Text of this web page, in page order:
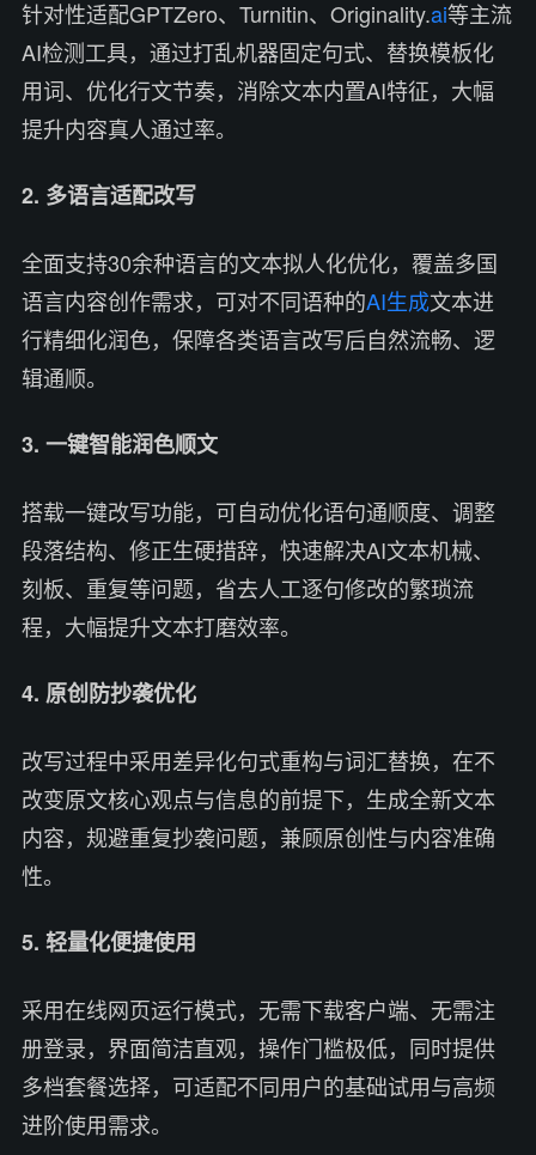
针对性适配GPTZero、Turnitin、Originality.ai等主流
AI检测工具，通过打乱机器固定句式、替换模板化
用词、优化行文节奏，消除文本内置AI特征，大幅
提升内容真人通过率。
2. 多语言适配改写
全面支持30余种语言的文本拟人化优化，覆盖多国
语言内容创作需求，可对不同语种的AI生成文本进
行精细化润色，保障各类语言改写后自然流畅、逻
辑通顺。
3. 一键智能润色顺文
搭载一键改写功能，可自动优化语句通顺度、调整
段落结构、修正生硬措辞，快速解决AI文本机械、
刻板、重复等问题，省去人工逐句修改的繁琐流
程，大幅提升文本打磨效率。
4. 原创防抄袭优化
改写过程中采用差异化句式重构与词汇替换，在不
改变原文核心观点与信息的前提下，生成全新文本
内容，规避重复抄袭问题，兼顾原创性与内容准确
性。
5. 轻量化便捷使用
采用在线网页运行模式，无需下载客户端、无需注
册登录，界面简洁直观，操作门槛极低，同时提供
多档套餐选择，可适配不同用户的基础试用与高频
进阶使用需求。